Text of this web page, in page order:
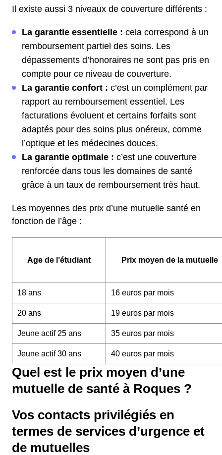
Il existe aussi 3 niveaux de couverture différents :
La garantie essentielle : cela correspond à un
remboursement partiel des soins. Les
dépassements d’honoraires ne sont pas pris en
compte pour ce niveau de couverture.
La garantie confort : c’est un complément par
rapport au remboursement essentiel. Les
facturations évoluent et certains forfaits sont
adaptés pour des soins plus onéreux, comme
l’optique et les médecines douces.
La garantie optimale : c’est une couverture
renforcée dans tous les domaines de santé
grâce à un taux de remboursement très haut.
Les moyennes des prix d’une mutuelle santé en
fonction de l’âge :
Age de l’étudiant Prix moyen de la mutuelle
18 ans 16 euros par mois
20 ans 19 euros par mois
Jeune actif 25 ans 35 euros par mois
Jeune actif 30 ans 40 euros par mois
Quel est le prix moyen d’une
mutuelle de santé à Roques ?
Vos contacts privilégiés en
termes de services d’urgence et
de mutuelles